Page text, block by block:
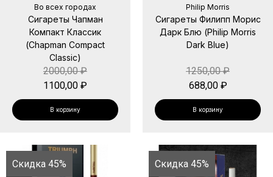
Во всех городах
Сигареты Чапман
Компакт Классик
(Chapman Compact
Classic)
2000,00₽
1100,00 ₽
В корзину
Philip Morris
Сигареты Филипп Морис
Дарк Блю (Philip Morris
Dark Blue)
1250,00₽
688,00 ₽
В корзину
Скидка 45% Скидка 45%